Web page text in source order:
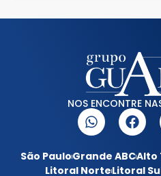
NOS ENCONTRE
São PauloGrande ABCAlto
Litoral NorteLitoral